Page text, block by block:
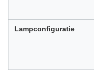
Lampconfiguratie